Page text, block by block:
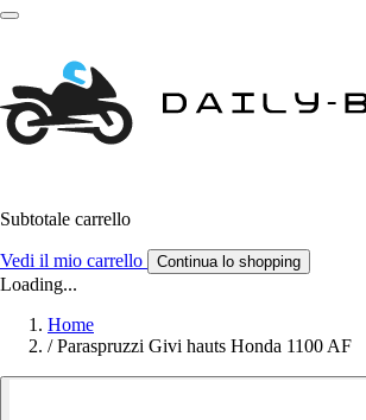
Subtotale carrello
Vedi il mio carrello Continua lo shopping
Loading...
Home
/ Paraspruzzi Givi hauts Honda 1100 AF